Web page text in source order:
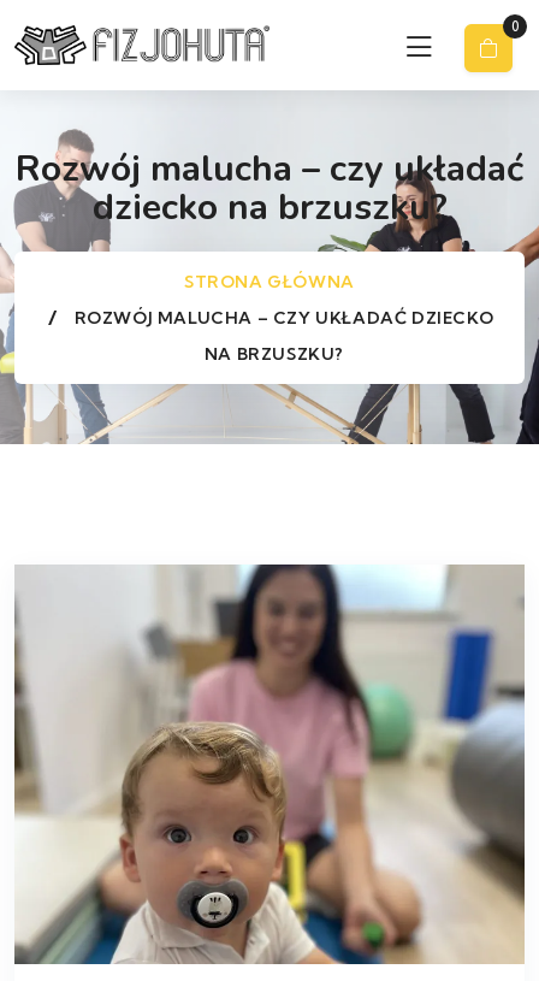
0
Rozwój malucha – czy układać
dziecko na brzuszku?
STRONA GŁÓWNA
ROZWÓJ MALUCHA – CZY UKŁADAĆ DZIECKO
NA BRZUSZKU?